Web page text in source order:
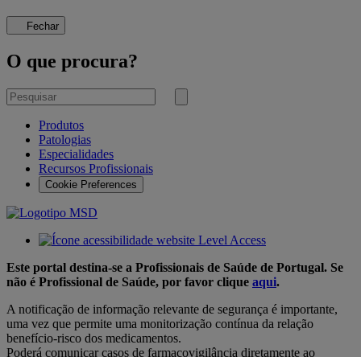
Fechar
O que procura?
Pesquisar
por
Submeter
Produtos
Patologias
Especialidades
Recursos Profissionais
Cookie Preferences
Este portal destina-se a Profissionais de Saúde de Portugal. Se
não é Profissional de Saúde, por favor clique aqui.
A notificação de informação relevante de segurança é importante,
uma vez que permite uma monitorização contínua da relação
benefício-risco dos medicamentos.
Poderá comunicar casos de farmacovigilância diretamente ao